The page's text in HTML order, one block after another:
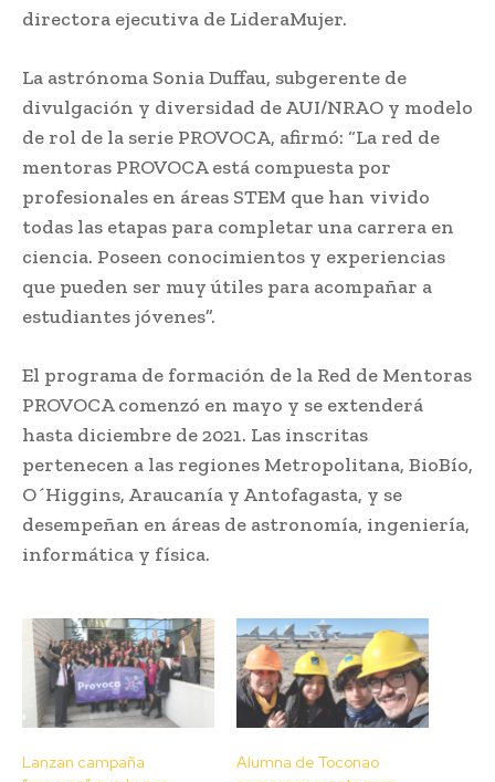
directora ejecutiva de LideraMujer.
La astrónoma Sonia Duffau, subgerente de
divulgación y diversidad de AUI/NRAO y modelo
de rol de la serie PROVOCA, afirmó: “La red de
mentoras PROVOCA está compuesta por
profesionales en áreas STEM que han vivido
todas las etapas para completar una carrera en
ciencia. Poseen conocimientos y experiencias
que pueden ser muy útiles para acompañar a
estudiantes jóvenes”.
El programa de formación de la Red de Mentoras
PROVOCA comenzó en mayo y se extenderá
hasta diciembre de 2021. Las inscritas
pertenecen a las regiones Metropolitana, BioBío,
O´Higgins, Araucanía y Antofagasta, y se
desempeñan en áreas de astronomía, ingeniería,
informática y física.
Lanzan campaña
Alumna de Toconao